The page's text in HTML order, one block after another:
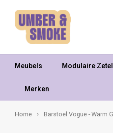
Meubels Modulaire
Merken
Home Barstoel Vogue - Warm